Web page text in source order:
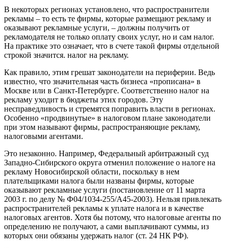
В некоторых регионах установлено, что распространители
рекламы – то есть те фирмы, которые размещают рекламу и
оказывают рекламные услуги, – должны получить от
рекламодателя не только оплату своих услуг, но и сам налог.
На практике это означает, что в счете такой фирмы отдельной
строкой значится. налог на рекламу.
Как правило, этим грешат законодатели на периферии. Ведь
известно, что значительная часть бизнеса «прописана» в
Москве или в Санкт-Петербурге. Соответственно налог на
рекламу уходит в бюджеты этих городов. Эту
несправедливость и стремятся поправить власти в регионах.
Особенно «продвинутые» в налоговом плане законодатели
при этом называют фирмы, распространяющие рекламу,
налоговыми агентами.
Это незаконно. Например, Федеральный арбитражный суд
Западно-Сибирского округа отменил положение о налоге на
рекламу Новосибирской области, поскольку в нем
плательщиками налога были названы фирмы, которые
оказывают рекламные услуги (постановление от 11 марта
2003 г. по делу № Ф04/1034-255/А45-2003). Нельзя привлекать
распространителей рекламы к уплате налога и в качестве
налоговых агентов. Хотя бы потому, что налоговые агенты по
определению не получают, а сами выплачивают суммы, из
которых они обязаны удержать налог (ст. 24 НК РФ).